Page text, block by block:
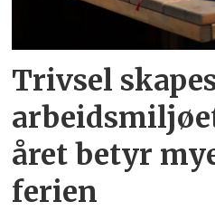
Trivsel
året betyr
ferien